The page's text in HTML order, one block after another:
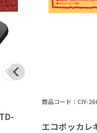
商品コード：CIY-
エコポッカレ